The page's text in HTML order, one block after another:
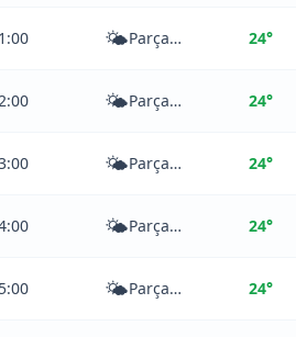
🌤️ Parçalı Bulutlu 24°
🌤️ Parçalı Bulutlu 24°
🌤️ Parçalı Bulutlu 24°
🌤️ Parçalı Bulutlu 24°
🌤️ Parçalı Bulutlu 24°